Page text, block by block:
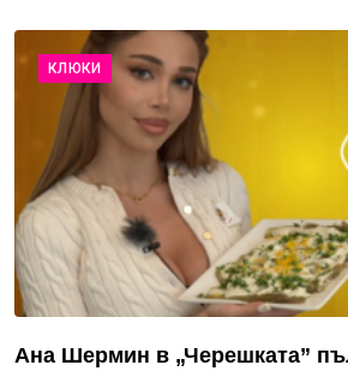
КЛЮКИ
Ана Шермин в „Черешката”